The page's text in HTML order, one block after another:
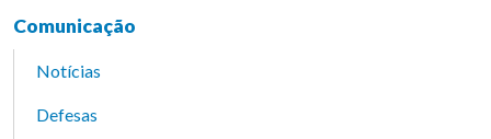
Comunicação
Notícias
Defesas